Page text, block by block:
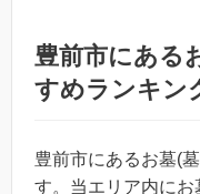
豊前市にある
すめランキン
豊前市にあるお墓(
す。当エリア内にお